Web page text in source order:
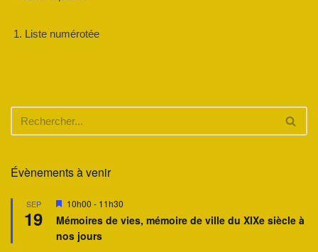
Liste numérotée
Évènements à venir
SEP
19
M
i
s
e
10h00 - 11h30
Mémoires de vies, mémoire de ville du XIXe siècle à
nos jours